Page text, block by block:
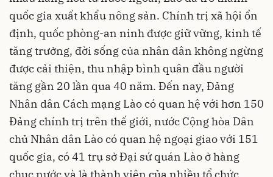
quốc gia xuất khẩu nông sản. Chính trị xã hội ổn
định, quốc phòng-an ninh được giữ vững, kinh tế
tăng trưởng, đời sống của nhân dân không ngừng
được cải thiện, thu nhập bình quân đầu người
tăng gần 20 lần qua 40 năm. Đến nay, Đảng
Nhân dân Cách mạng Lào có quan hệ với hơn 150
Đảng chính trị trên thế giới, nước Cộng hòa Dân
chủ Nhân dân Lào có quan hệ ngoại giao với 151
quốc gia, có 41 trụ sở Đại sứ quán Lào ở hàng
chục nước và là thành viên của nhiều tổ chức